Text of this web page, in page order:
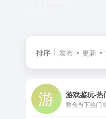
排序 发布 更新
游戏鉴玩-热